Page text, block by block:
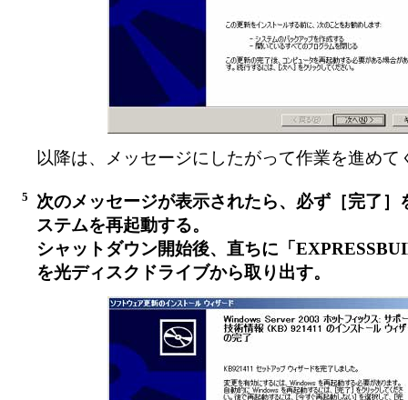
以降は、メッセージにしたがって作業を進めて
5
次のメッセージが表示されたら、必ず［完了］
ステムを再起動する。
シャットダウン開始後、直ちに「
を光ディスクドライブから取り出す。